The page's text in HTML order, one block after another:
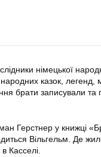
німецької
казок, легенд,
брати записували та
Герстнер у книжці
Вільгельм. Де
Касселі.